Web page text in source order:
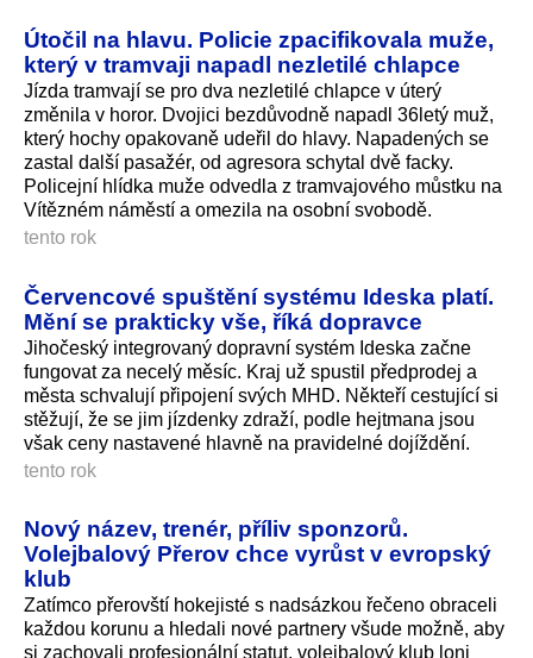
Útočil na hlavu. Policie zpacifikovala muže,
který v tramvaji napadl nezletilé chlapce
Jízda tramvají se pro dva nezletilé chlapce v úterý
změnila v horor. Dvojici bezdůvodně napadl 36letý muž,
který hochy opakovaně udeřil do hlavy. Napadených se
zastal další pasažér, od agresora schytal dvě facky.
Policejní hlídka muže odvedla z tramvajového můstku na
Vítězném náměstí a omezila na osobní svobodě.
tento rok
Červencové spuštění systému Ideska platí.
Mění se prakticky vše, říká dopravce
Jihočeský integrovaný dopravní systém Ideska začne
fungovat za necelý měsíc. Kraj už spustil předprodej a
města schvalují připojení svých MHD. Někteří cestující si
stěžují, že se jim jízdenky zdraží, podle hejtmana jsou
však ceny nastavené hlavně na pravidelné dojíždění.
tento rok
Nový název, trenér, příliv sponzorů.
Volejbalový Přerov chce vyrůst v evropský
klub
Zatímco přerovští hokejisté s nadsázkou řečeno obraceli
každou korunu a hledali nové partnery všude možně, aby
si zachovali profesionální statut, volejbalový klub loni